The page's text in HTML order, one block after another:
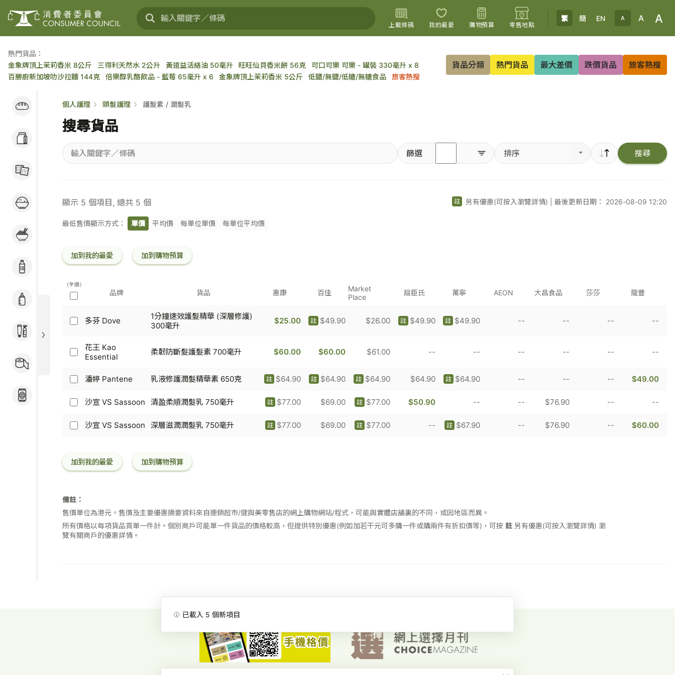
上載條碼 我的最愛 購物預算 零售地點
上載圖片
繁 簡 EN A A A
熱門貨品：
金象牌頂上茉莉香米 8公斤
三得利天然水 2公升 黃道益活絡油 50毫升 旺旺仙貝香米餅 56克
可口可樂 可樂 - 罐裝 330毫升 x 8
百勝廚新加坡叻沙拉麵 144克
倍樂醇乳酪飲品 - 藍莓 65毫升 x 6 金象牌頂上茉莉香米 5公斤 低鹽/無鹽/低糖/無糖食品 旅客熱搜
貨品分類 熱門貨品 最大差價 跌價貨品 旅客熱搜
麵包蛋糕 / 穀類早餐
/ 麵包醬
奶類及乳製品 / 大豆
製品 / 蛋類
米 / 食油 / 罐頭 / 蔬
果 / 肉類
粉麵 / 煮食用料 / 冷
奶粉 / 嬰兒用品
個人護理
家居用品 / 寵物食品
個人護理 頭髮護理 護髮素 / 潤髮乳
搜尋貨品
鍵
／
篩選 排序 搜尋
顯示 5 個項目, 總共 5 個 註 另有優惠(可按入瀏覽詳情) 最後更新日期： 2026-08-09 12:20
最低售價顯示方式： 單價 平均價 每單位單價 每單位平均價
加到我的最愛 加到購物預算
(全選)
品牌 貨品 惠康 百佳
Market
Place
屈臣氏 萬寧 AEON 大昌食品 莎莎 龍豐
多
Dove
-
鐘
效
髮
精
層
修
毫
多芬 Dove
1分鐘速效護髮精華 (深層修護)
300毫升
$25.00 $49.90
註 $26.00 $49.90
註 $49.90
註 -- -- -- --
花
Kao
Essential
柔
防
斷
髮
素
升
花王 Kao
Essential
柔韌防斷髮護髮素 700毫升 $60.00 $60.00 $61.00 -- -- -- -- -- --
潘
Pantene
乳
液
潤
髮
素
650
克
潘婷 Pantene 乳液修護潤髮精華素 650克 $64.90
註 $64.90
註 $64.90
註 $64.90 $64.90
註 -- -- -- $49.00
沙
VS
盈
柔
髮
乳
750
毫
升
沙宣 VS Sassoon 清盈柔順潤髮乳 750毫升 $77.00
註 $69.00 $77.00
註 $50.90 -- -- $76.90 -- --
沙
Sassoon
-
滋
潤
潤
髮
乳
沙宣 VS Sassoon 深層滋潤潤髮乳 750毫升 $77.00
註 $69.00 $77.00
註 -- $67.90
註 -- $76.90 -- $60.00
加到我的最愛 加到購物預算
備註：
售價單位為港元。售價及主要優惠摘要資料來自連鎖超市/健與美零售店的網上購物網站/程式，可能與實體店舖裏的不同，或因地區而異。
所有價格以每項貨品買單一件計。個別商戶可能單一件貨品的價格較高，但提供特別優惠(例如加若干元可多購一件或購兩件有折扣價等)，可按 註 另有優惠(可按入瀏覽詳情) 瀏
覽有關商戶的優惠詳情。
已載入 5 個新項目